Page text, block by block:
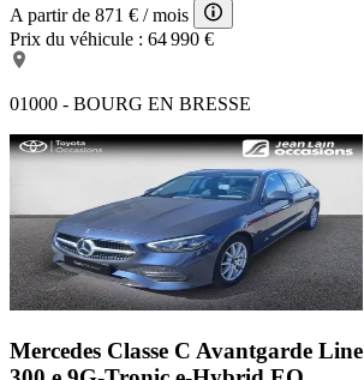
A partir de 871 € / mois
Prix du véhicule : 64 990 €
01000 - BOURG EN BRESSE
Mercedes Classe C Avantgarde Line